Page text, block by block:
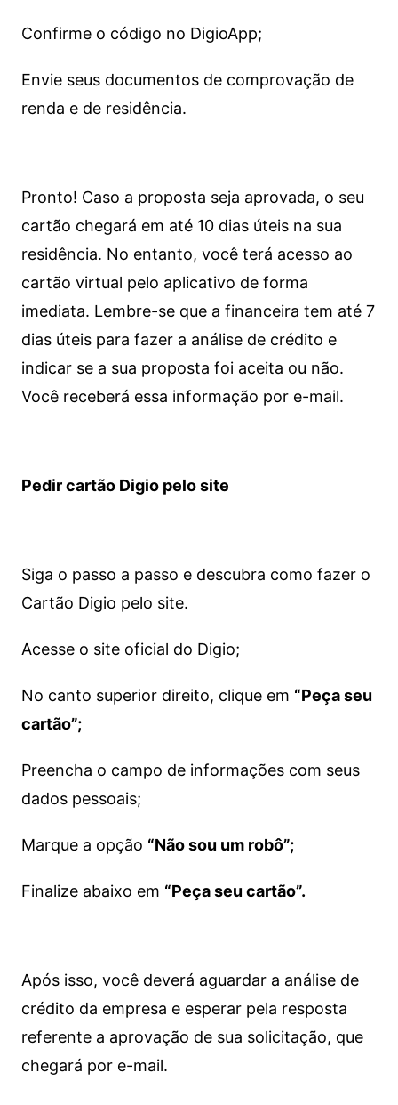
Confirme o código no DigioApp;
Envie seus documentos de comprovação de
renda e de residência.
Pronto! Caso a proposta seja aprovada, o seu
cartão chegará em até 10 dias úteis na sua
residência. No entanto, você terá acesso ao
cartão virtual pelo aplicativo de forma
imediata. Lembre-se que a financeira tem até 7
dias úteis para fazer a análise de crédito e
indicar se a sua proposta foi aceita ou não.
Você receberá essa informação por e-mail.
Pedir cartão Digio pelo site
Siga o passo a passo e descubra como fazer o
Cartão Digio pelo site.
Acesse o site oficial do Digio;
No canto superior direito, clique em “Peça seu
cartão”;
Preencha o campo de informações com seus
dados pessoais;
Marque a opção “Não sou um robô”;
Finalize abaixo em “Peça seu cartão”.
Após isso, você deverá aguardar a análise de
crédito da empresa e esperar pela resposta
referente a aprovação de sua solicitação, que
chegará por e-mail.